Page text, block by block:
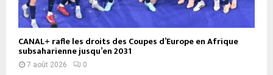
CANAL+ rafle les droits des Coupes d’Europe en Afrique
subsaharienne jusqu’en 2031
7 août 2026 0